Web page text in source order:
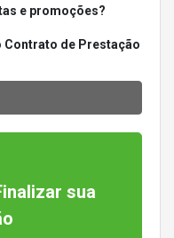
e promoções?
de Prestação
sua